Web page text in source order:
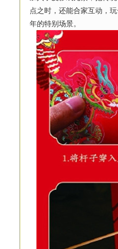
点之时，还能合家互动，
年的特别场景。